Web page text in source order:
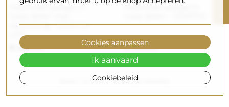
Halfronde spiegel in
verlichting - DOPPIO
LED
€ 250,00
Halfronde spiegel in
€ 140,00
Item 1-4 van 4 in totaal item(s)
Cookiebeleid
Cookies aanpassen
Ik aanvaard